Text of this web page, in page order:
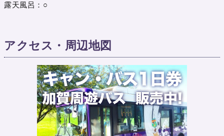
露天風呂：○
アクセス・周辺地図